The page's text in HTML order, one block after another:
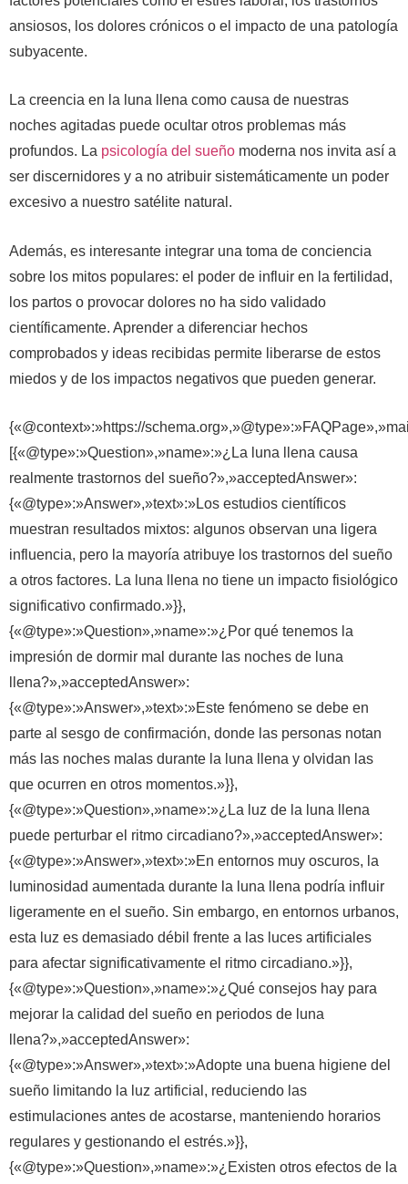
ansiosos, los dolores crónicos o el impacto de una patología
subyacente.
La creencia en la luna llena como causa de nuestras
noches agitadas puede ocultar otros problemas más
profundos. La psicología del sueño moderna nos invita así a
ser discernidores y a no atribuir sistemáticamente un poder
excesivo a nuestro satélite natural.
Además, es interesante integrar una toma de conciencia
sobre los mitos populares: el poder de influir en la fertilidad,
los partos o provocar dolores no ha sido validado
científicamente. Aprender a diferenciar hechos
comprobados y ideas recibidas permite liberarse de estos
miedos y de los impactos negativos que pueden generar.
{«@context»:»https://
[{«@type»:»Question»,»name»:»¿La luna llena causa
realmente trastornos del sueño?»,»acceptedAnswer»:
{«@type»:»Answer»,»text»:»Los estudios científicos
muestran resultados mixtos: algunos observan una ligera
influencia, pero la mayoría atribuye los trastornos del sueño
a otros factores. La luna llena no tiene un impacto fisiológico
significativo confirmado.»}},
{«@type»:»Question»,»name»:»¿Por qué tenemos la
impresión de dormir mal durante las noches de luna
llena?»,»acceptedAnswer»:
{«@type»:»Answer»,»text»:»Este fenómeno se debe en
parte al sesgo de confirmación, donde las personas notan
más las noches malas durante la luna llena y olvidan las
que ocurren en otros momentos.»}},
{«@type»:»Question»,»name»:»¿La luz de la luna llena
puede perturbar el ritmo circadiano?»,»acceptedAnswer»:
{«@type»:»Answer»,»text»:»En entornos muy oscuros, la
luminosidad aumentada durante la luna llena podría influir
ligeramente en el sueño. Sin embargo, en entornos urbanos,
esta luz es demasiado débil frente a las luces artificiales
para afectar significativamente el ritmo circadiano.»}},
{«@type»:»Question»,»name»:»¿Qué consejos hay para
mejorar la calidad del sueño en periodos de luna
llena?»,»acceptedAnswer»:
{«@type»:»Answer»,»text»:»Adopte una buena higiene del
sueño limitando la luz artificial, reduciendo las
estimulaciones antes de acostarse, manteniendo horarios
regulares y gestionando el estrés.»}},
{«@type»:»Question»,»name»:»¿Existen otros efectos de la